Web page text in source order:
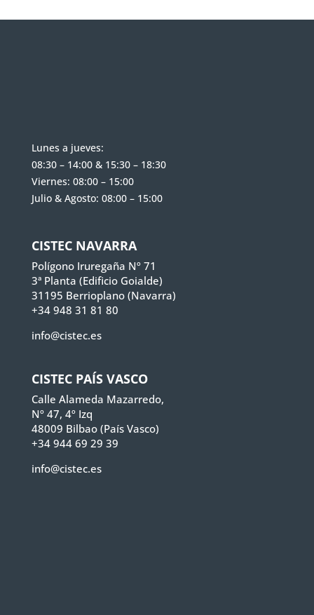
Lunes a jueves:
08:30 – 14:00 & 15:30 – 18:30
Viernes: 08:00 – 15:00
Julio & Agosto: 08:00 – 15:00
CISTEC NAVARRA
Polígono Iruregaña Nº 71
3ª Planta (Edificio Goialde)
31195 Berrioplano (Navarra)
+34 948 31 81 80
info@cistec.es
CISTEC PAÍS VASCO
Calle Alameda Mazarredo,
Nº 47, 4º Izq
48009 Bilbao (País Vasco)
+34 944 69 29 39
info@cistec.es